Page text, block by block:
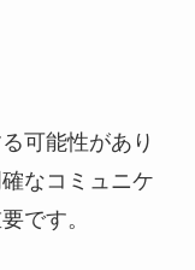
可能性があり
なコミュニケ
です。